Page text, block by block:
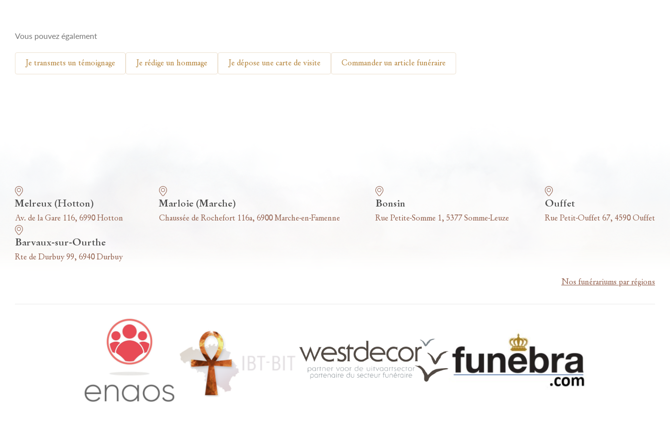
Vous pouvez également
Je transmets un témoignage Je rédige un hommage Je dépose une carte de visite Commander un article funéraire
Melreux (Hotton)
Av. de la Gare 116, 6990 Hotton
Marloie (Marche)
Chaussée de Rochefort 116a, 6900 Marche-en-Famenne
Bonsin
Rue Petite-Somme 1, 5377 Somme-Leuze
Ouffet
Rue Petit-Ouffet 67, 4590 Ouffet
Barvaux-sur-Ourthe
Rte de Durbuy 99, 6940 Durbuy
Nos funérariums par régions